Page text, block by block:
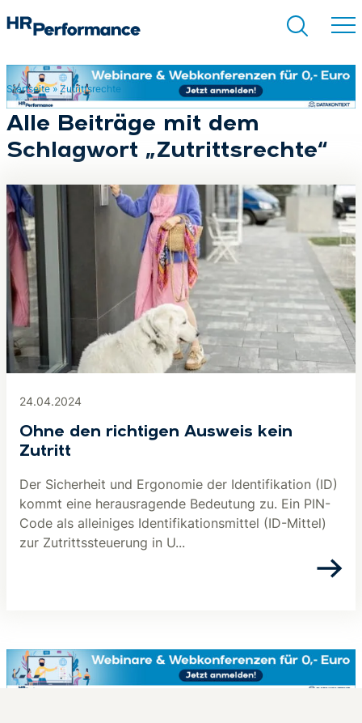
Suchen
Startseite» Zutrittsrechte
Alle Beiträge mit dem
Schlagwort „Zutrittsrechte“
24.04.2024
Ohne den richtigen Ausweis kein
Zutritt
Der Sicherheit und Ergonomie der Identifikation (ID)
kommt eine herausragende Bedeutung zu. Ein PIN-
Code als alleiniges Identifikationsmittel (ID-Mittel)
zur Zutrittssteuerung in U...